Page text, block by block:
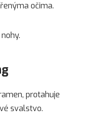
očima.
protahuje
svalstvo.